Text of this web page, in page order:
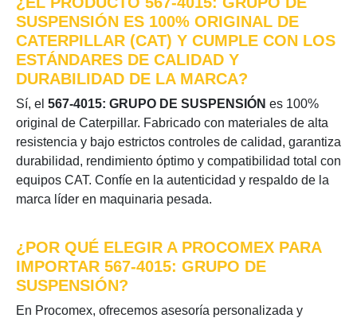
SUSPENSIÓN ES 100% ORIGINAL DE
CATERPILLAR (CAT) Y CUMPLE CON LOS
ESTÁNDARES DE CALIDAD Y
DURABILIDAD DE LA MARCA?
Sí, el 567-4015: GRUPO DE SUSPENSIÓN es 100%
original de Caterpillar. Fabricado con materiales de alta
resistencia y bajo estrictos controles de calidad, garantiza
durabilidad, rendimiento óptimo y compatibilidad total con
equipos CAT. Confíe en la autenticidad y respaldo de la
marca líder en maquinaria pesada.
¿POR QUÉ ELEGIR A PROCOMEX PARA
IMPORTAR 567-4015: GRUPO DE
SUSPENSIÓN?
En Procomex, ofrecemos asesoría personalizada y